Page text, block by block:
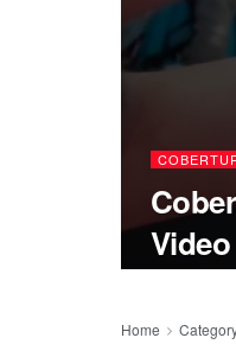
Home